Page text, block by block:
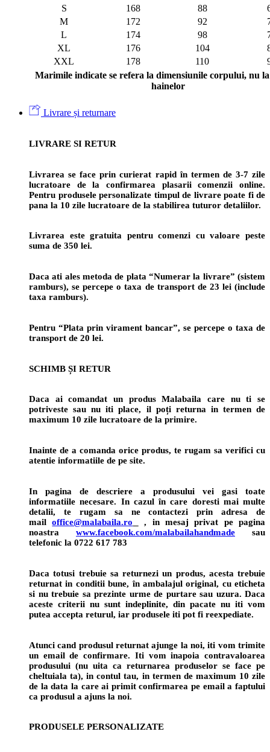
S 168 88
M
172 92
L
174 98
XL
176 104
XXL
178 110
Marimile indicate se refera la dimensiunile corpului, nu la
hainelor
Livrare și returnare
LIVRARE SI RETUR
Livrarea se face prin curierat rapid în termen de 3-7 zile
lucratoare de la confirmarea plasarii comenzii online.
Pentru produsele personalizate timpul de livrare poate fi de
pana la 10 zile lucratoare de la stabilirea tuturor detaliilor.
Livrarea este gratuita pentru comenzi cu valoare peste
suma de 350 lei.
Daca ati ales metoda de plata “Numerar la livrare” (sistem
ramburs), se percepe o taxa de transport de 23 lei (include
taxa ramburs).
Pentru “Plata prin virament bancar”, se percepe o taxa de
transport de 20 lei.
SCHIMB ȘI RETUR
Daca ai comandat un produs Malabaila care nu ti se
potriveste sau nu iti place, il poți returna in termen de
maximum 10 zile lucratoare de la primire.
Inainte de a comanda orice produs, te rugam sa verifici cu
atentie informatiile de pe site.
In pagina de descriere a produsului vei gasi toate
informatiile necesare. In cazul în care doresti mai multe
detalii, te rugam sa ne contactezi prin adresa de
mailoffice@malabaila.ro
, in mesaj privat pe pagina
noastra www.facebook.com/malabailahandmade sau
telefonic la 0722 617 783
Daca totusi trebuie sa returnezi un produs, acesta trebuie
returnat in conditii bune, în ambalajul original, cu eticheta
si nu trebuie sa prezinte urme de purtare sau uzura. Daca
aceste criterii nu sunt indeplinite, din pacate nu iti vom
putea accepta returul, iar produsele iti pot fi reexpediate.
Atunci cand produsul returnat ajunge la noi, iti vom trimite
un email de confirmare. Iti vom inapoia contravaloarea
produsului (nu uita ca returnarea produselor se face pe
cheltuiala ta), in contul tau, in termen de maximum 10 zile
de la data la care ai primit confirmarea pe email a faptului
ca produsul a ajuns la noi.
PRODUSELE PERSONALIZATE